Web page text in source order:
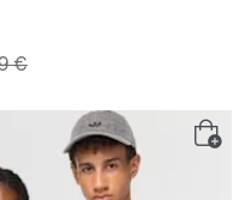
cijena
€